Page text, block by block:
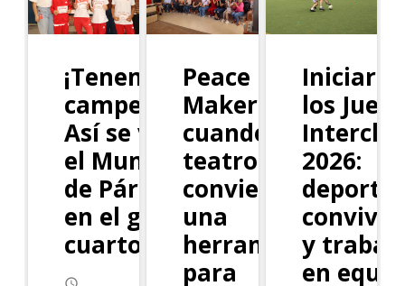
¡Tenemos
campeones!
Así se vivió
el Mundial
de Párrafos
en el grado
cuarto
access_time
Peace
Makers:
cuando el
teatro se
convierte en
una
herramienta
para
Iniciaron
los
2026:
deporte,
y
en